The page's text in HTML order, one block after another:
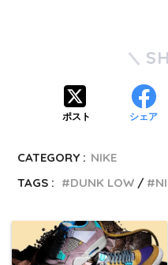
ポスト シェア
CATEGORY : NIKE
TAGS :
DUNK LOW